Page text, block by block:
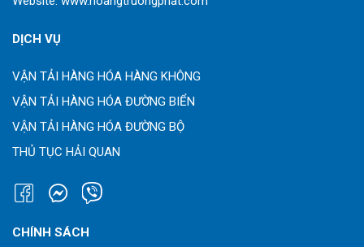
DỊCH VỤ
VẬN TẢI HÀNG HÓA HÀNG KHÔNG
VẬN TẢI HÀNG HÓA ĐƯỜNG BIỂN
VẬN TẢI HÀNG HÓA ĐƯỜNG BỘ
THỦ TỤC HẢI QUAN
CHÍNH SÁCH